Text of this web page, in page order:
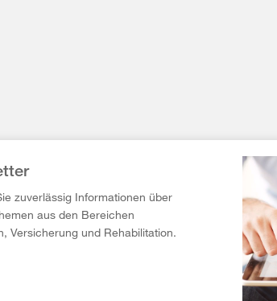
zuverlässig Informationen über
aus den Bereichen
Versicherung und Rehabilitation.